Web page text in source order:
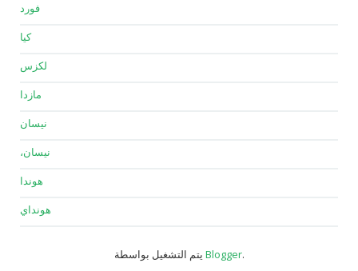
فورد
كيا
لكزس
مازدا
نيسان
نيسان،
هوندا
هونداي
Blogger.